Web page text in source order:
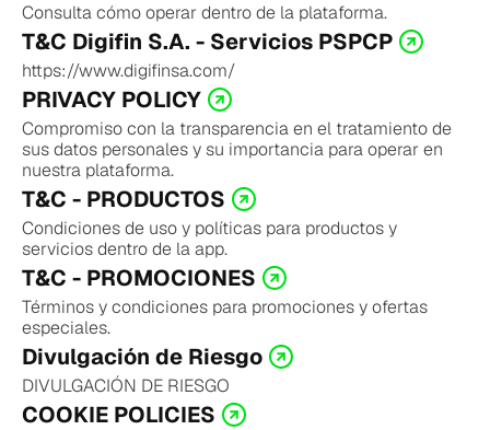
Consulta cómo operar dentro de la plataforma.
T&C Digifin S.A. - Servicios PSPCP
https://www.digifinsa.com/
PRIVACY POLICY
Compromiso con la transparencia en el tratamiento de
sus datos personales y su importancia para operar en
nuestra plataforma.
T&C - PRODUCTOS
Condiciones de uso y políticas para productos y
servicios dentro de la app.
T&C - PROMOCIONES
Términos y condiciones para promociones y ofertas
especiales.
Divulgación de Riesgo
DIVULGACIÓN DE RIESGO
COOKIE POLICIES